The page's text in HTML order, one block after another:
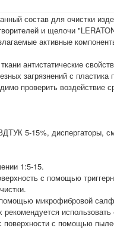
состав для очистки
и щелочи
активные
антистатические
загрязнений с пластика
проверить воздействие
5-15%, диспергаторы,
1:5-15.
с помощью
микрофибровой
поверхности с помощью